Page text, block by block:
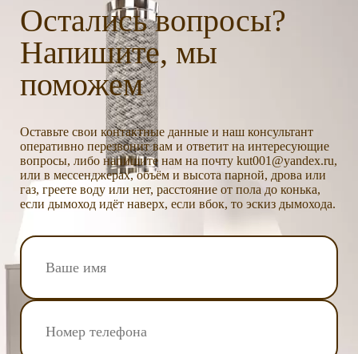
Остались вопросы?
Напишите, мы
поможем
Оставьте свои контактные данные и наш консультант
оперативно перезвонит вам и ответит на интересующие
вопросы, либо напишите нам на почту kut001@yandex.ru,
или в мессенджерах, объём и высота парной, дрова или
газ, греете воду или нет, расстояние от пола до конька,
если дымоход идёт наверх, если вбок, то эскиз дымохода.